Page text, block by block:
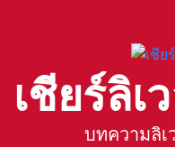
เชียร์ลิเ
บทความลิเ